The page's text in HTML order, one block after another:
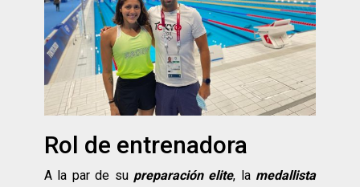
Rol de entrenadora
A la par de su preparación elite, la medallista